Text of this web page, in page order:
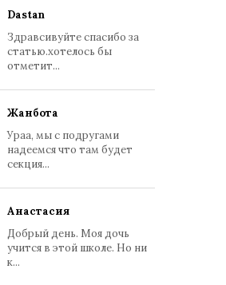
Dastan
Здравсивуйте спасибо за
статью.хотелось бы
отметит...
Жанбота
Ураа, мы с подругами
надеемся что там будет
секция...
Анастасия
Добрый день. Моя дочь
учится в этой школе. Но ни
к...